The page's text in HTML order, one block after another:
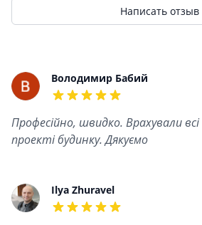
Написать отзыв
Recent reviewsВолодимир Бабий
Професійно, швидко. Врахували
проекті будинку. Дякуємо
Ilya Zhuravel